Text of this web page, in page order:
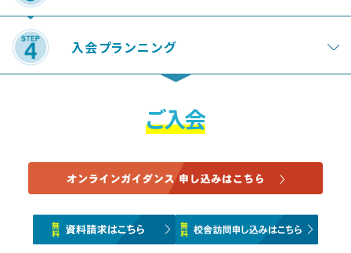
入会プランニング
ご入会